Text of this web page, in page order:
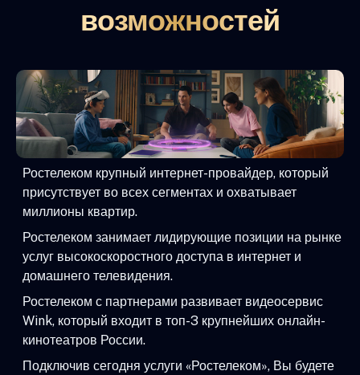
возможностей
Ростелеком крупный интернет-провайдер, который
присутствует во всех сегментах и охватывает
миллионы квартир.
Ростелеком занимает лидирующие позиции на рынке
услуг высокоскоростного доступа в интернет и
домашнего телевидения.
Ростелеком с партнерами развивает видеосервис
Wink, который входит в топ-3 крупнейших онлайн-
кинотеатров России.
Подключив сегодня услуги «Ростелеком», Вы будете